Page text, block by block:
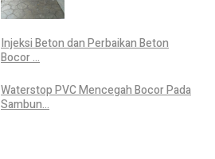
Injeksi Beton dan Perbaikan Beton
Bocor ...
Waterstop PVC Mencegah Bocor Pada
Sambun...